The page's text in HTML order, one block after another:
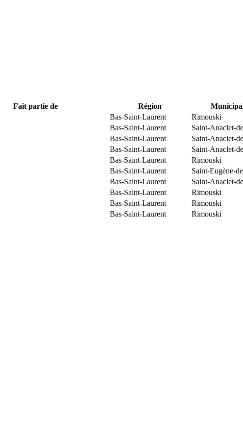
Fait partie de Région
Bas-Saint-Laurent
Rimouski
Bas-Saint-Laurent
Saint-Anaclet-
Bas-Saint-Laurent
Saint-Anaclet-
Bas-Saint-Laurent
Saint-Anaclet-
Bas-Saint-Laurent
Rimouski
Bas-Saint-Laurent
Saint-Eugène-
Bas-Saint-Laurent
Saint-Anaclet-
Bas-Saint-Laurent
Rimouski
Bas-Saint-Laurent
Rimouski
Bas-Saint-Laurent Rimouski